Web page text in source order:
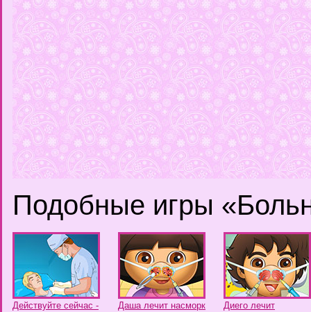
Подобные игры
Действуйте сейчас -
Даша лечит насморк
Диего лечит